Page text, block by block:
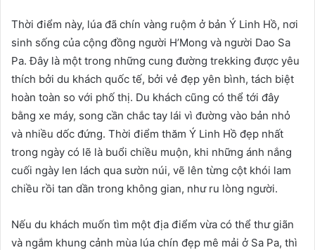
Thời điểm này, lúa đã chín vàng ruộm ở bản Ý Linh Hồ, nơi
sinh sống của cộng đồng người H’Mong và người Dao Sa
Pa. Đây là một trong những cung đường trekking được yêu
thích bởi du khách quốc tế, bởi vẻ đẹp yên bình, tách biệt
hoàn toàn so với phố thị. Du khách cũng có thể tới đây
bằng xe máy, song cần chắc tay lái vì đường vào bản nhỏ
và nhiều dốc đứng. Thời điểm thăm Ý Linh Hồ đẹp nhất
trong ngày có lẽ là buổi chiều muộn, khi những ánh nắng
cuối ngày len lách qua sườn núi, vẽ lên từng cột khói lam
chiều rồi tan dần trong không gian, như ru lòng người.
Nếu du khách muốn tìm một địa điểm vừa có thể thư giãn
và ngắm khung cảnh mùa lúa chín đẹp mê mải ở Sa Pa, thì